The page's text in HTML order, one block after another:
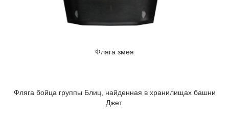
Фляга змея
Фляга бойца группы Блиц, найденная в хранилищах башни
Джет.